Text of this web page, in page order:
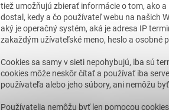
tiež umožňujú zbierať informácie o tom, ako
dostal, kedy a čo používateľ webu na našich
aký je operačný systém, aká je adresa IP
zakaždým užívateľské meno, heslo a osobné
Cookies sa samy v sieti nepohybujú, iba sú
cookies môže neskôr čítať a používať iba
používateľa alebo jeho súbory, ani nemôžu
Používatelia nemôžu byť len pomocou